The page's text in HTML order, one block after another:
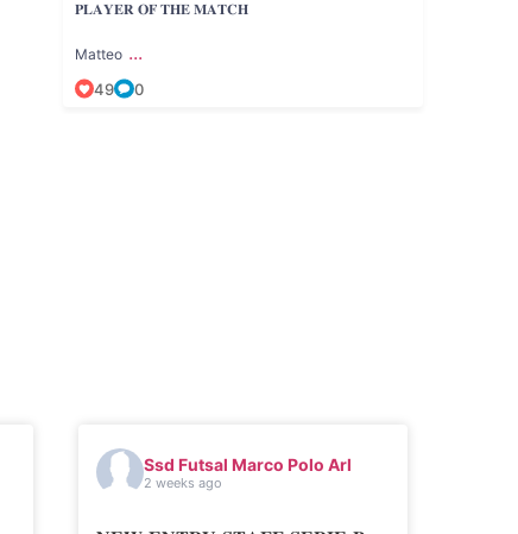
𝐏𝐋𝐀𝐘𝐄𝐑 𝐎𝐅 𝐓𝐇𝐄 𝐌𝐀𝐓𝐂𝐇
Matteo ...
49 0
Ssd Futsal Marco Polo Arl
2 weeks ago